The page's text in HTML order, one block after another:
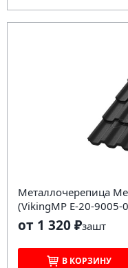
Металлочерепица
(VikingMP E-20-9005-
от 1 320 ₽зашт
В КОРЗИНУ